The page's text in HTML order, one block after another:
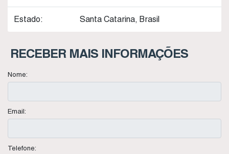
Estado: Santa Catarina, Brasil
RECEBER MAIS INFORMAÇÕES
Nome:
Email:
Telefone: